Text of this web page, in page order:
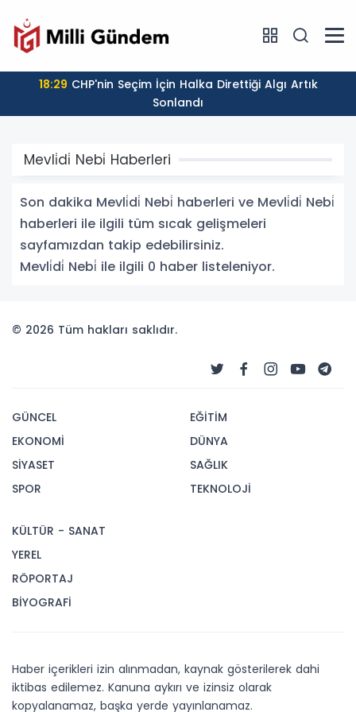
18:29
Sonlandı
Mevli̇di̇ Nebi̇ Haberleri
Son dakika Mevli̇di̇ Nebi̇ haberleri ve Mevli̇di̇ Nebi̇
haberleri ile ilgili tüm sıcak gelişmeleri
sayfamızdan takip edebilirsiniz.
Mevli̇di̇ Nebi̇ ile ilgili 0 haber listeleniyor.
© 2026 Tüm hakları saklıdır.
GÜNCEL
EKONOMİ
SİYASET
SPOR
EĞİTİM
DÜNYA
SAĞLIK
TEKNOLOJİ
KÜLTÜR - SANAT
YEREL
RÖPORTAJ
BİYOGRAFİ
Haber içerikleri izin alınmadan, kaynak gösterilerek dahi
iktibas edilemez. Kanuna aykırı ve izinsiz olarak
kopyalanamaz, başka yerde yayınlanamaz.